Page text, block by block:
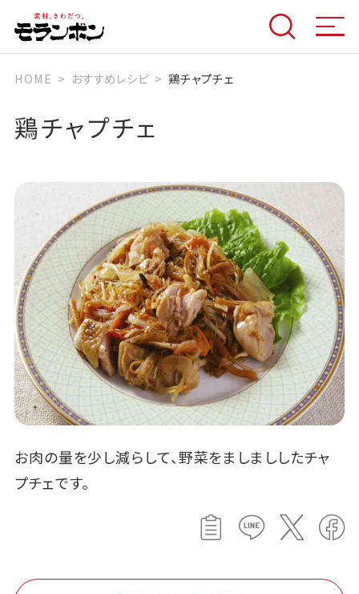
HOME おすすめレシピ 鶏チャプチェ
鶏チャプチェ
お肉の量を少し減らして、野菜をましまししたチャ
プチェです。